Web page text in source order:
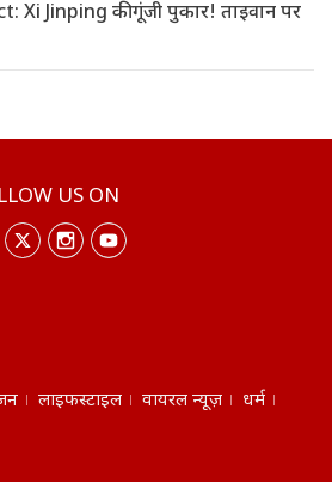
Xi Jinping की गूंजी पुकार! ताइवान पर
US ON
लाइफस्टाइल वायरल न्यूज़
धर्म